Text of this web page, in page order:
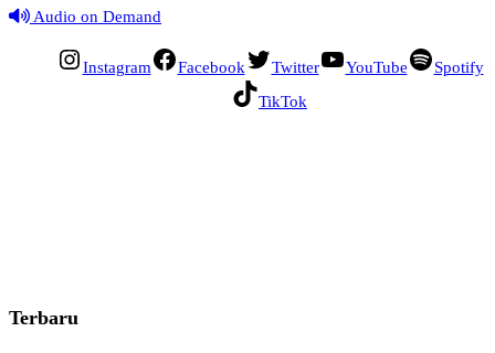
Audio on Demand
Instagram Facebook Twitter YouTube
Spotify
TikTok
Terbaru